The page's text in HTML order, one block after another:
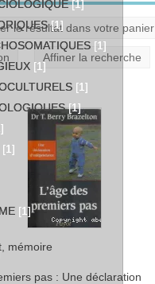
le résultat dans votre panier
Affiner la recherche
mémoire
pas : Une déclaration
[1]
[1]
[1]
[1]
[1]
[1]
[1]
[1]